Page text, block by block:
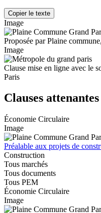
Copier le texte
Image
Proposée par Plaine
Image
Clause mise en ligne avec le
Paris
Clauses attenantes
Économie Circulaire
Image
Préalable aux projets de
Construction
Tous marchés
Tous documents
Tous PEM
Économie Circulaire
Image